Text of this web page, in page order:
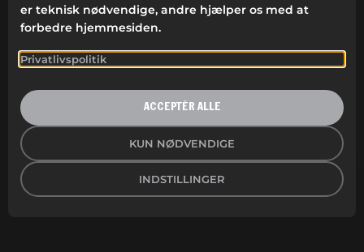
er teknisk nødvendige, andre hjælper os med at
forbedre hjemmesiden.
Privatlivspolitik
KUN NØDVENDIGE
INDSTILLINGER
ACCEPTÉR ALLE